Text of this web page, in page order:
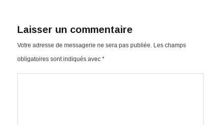
Laisser un commentaire
Votre adresse de messagerie ne sera pas publiée. Les champs
obligatoires sont indiqués avec *